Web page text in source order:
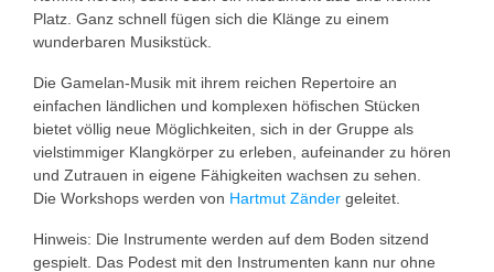
Platz. Ganz schnell fügen sich die Klänge zu einem
wunderbaren Musikstück.
Die Gamelan-Musik mit ihrem reichen Repertoire an
einfachen ländlichen und komplexen höfischen Stücken
bietet völlig neue Möglichkeiten, sich in der Gruppe als
vielstimmiger Klangkörper zu erleben, aufeinander zu hören
und Zutrauen in eigene Fähigkeiten wachsen zu sehen.
Die Workshops werden von Hartmut Zänder geleitet.
Hinweis: Die Instrumente werden auf dem Boden sitzend
gespielt. Das Podest mit den Instrumenten kann nur ohne